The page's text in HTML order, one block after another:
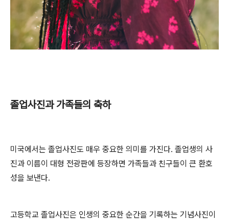
졸업사진과 가족들의 축하
미국에서는 졸업사진도 매우 중요한 의미를 가진다. 졸업생의 사
진과 이름이 대형 전광판에 등장하면 가족들과 친구들이 큰 환호
성을 보낸다.
고등학교 졸업사진은 인생의 중요한 순간을 기록하는 기념사진이